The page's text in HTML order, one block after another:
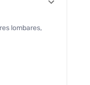
lombares,